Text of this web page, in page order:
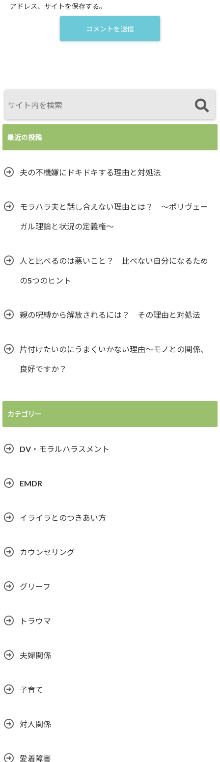
アドレス、サイトを保存する。
最近の投稿
夫の不機嫌にドキドキする理由と対処法
モラハラ夫と話し合えない理由とは？ ～ポリヴェー
ガル理論と状況の定義権～
人と比べるのは悪いこと？ 比べない自分になるため
の5つのヒント
親の呪縛から解放されるには？ その理由と対処法
片付けたいのにうまくいかない理由～モノとの関係、
良好ですか？
カテゴリー
DV・モラルハラスメント
EMDR
イライラとのつきあい方
カウンセリング
グリーフ
トラウマ
夫婦関係
子育て
対人関係
愛着障害